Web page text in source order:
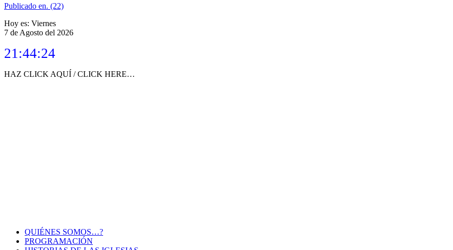
Navegación
de
entradas
Publicado en. (22)
Hoy es: Viernes
7 de Agosto del 2026
21:44:24
HAZ CLICK AQUÍ / CLICK HERE…
QUIÉNES SOMOS…?
PROGRAMACIÓN